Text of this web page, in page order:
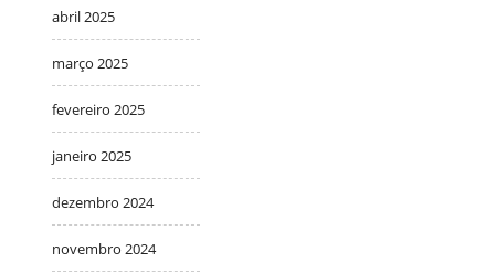
abril 2025
março 2025
fevereiro 2025
janeiro 2025
dezembro 2024
novembro 2024